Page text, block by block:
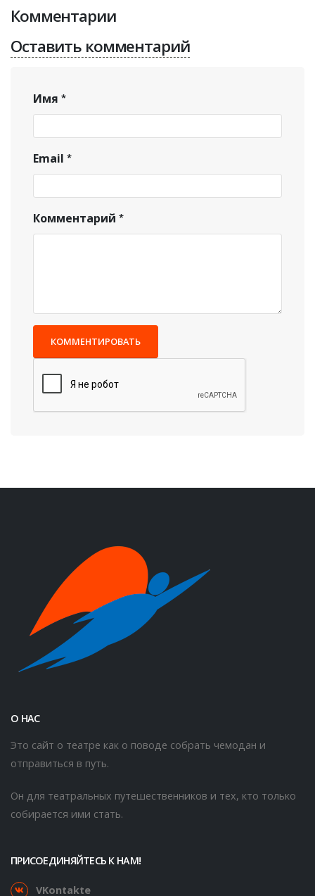
Комментарии
Оставить комментарий
Имя
Email
Комментарий
КОММЕНТИРОВАТЬ
О НАС
Это сайт о театре как о поводе собрать чемодан и
отправиться в путь.
Он для театральных путешественников и тех, кто только
собирается ими стать.
ПРИСОЕДИНЯЙТЕСЬ К НАМ!
VKontakte